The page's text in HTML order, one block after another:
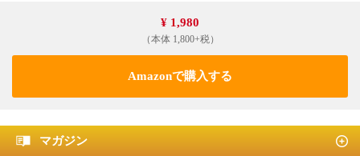
¥ 1,980
（本体 1,800+税）
Amazonで購入する
マガジン